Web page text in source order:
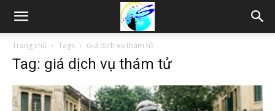
Thám
Trang chủ Tags Giá dịch vụ thám tử
Tag: giá dịch vụ thám tử